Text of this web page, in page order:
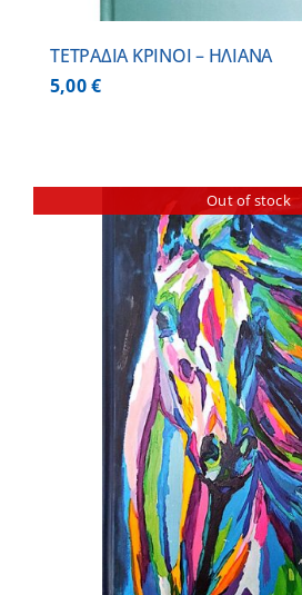
ΤΕΤΡΑΔΙΑ ΚΡΙΝΟΙ – ΗΛΙΑΝΑ
5,00€
Out of stock